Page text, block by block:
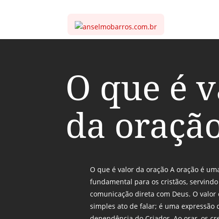
O que é
da
O que é valor da oração A oração é
fundamental para os cristãos,
comunicação direta com Deus. O
simples ato de falar; é uma expressão